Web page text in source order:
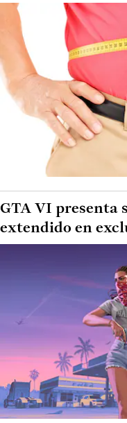
GTA VI presenta
extendido en